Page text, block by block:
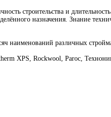
строительства и
назначения. Знание
наименований различных
XPS, Rockwool, Paroc,